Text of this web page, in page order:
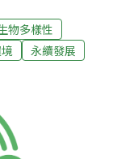
綠。初一晚上，難
得到潤澤，內海的
湖的野鴨和鷸鴴類
嘴鴨，也來了成群
很潮的反嘴鴴。一
樹木和灌叢，是金
棲地。環鵛鴙華麗
物多樣性
永續發展